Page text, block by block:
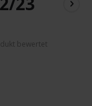
bewertet